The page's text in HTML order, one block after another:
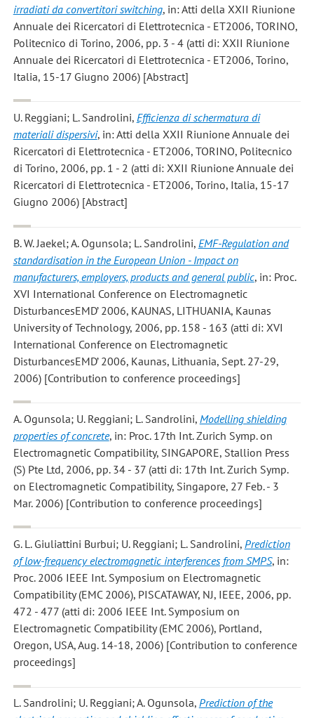
irradiati da convertitori switching, in: Atti della XXII Riunione
Annuale dei Ricercatori di Elettrotecnica - ET2006, TORINO,
Politecnico di Torino, 2006, pp. 3 - 4 (atti di: XXII Riunione
Annuale dei Ricercatori di Elettrotecnica - ET2006, Torino,
Italia, 15-17 Giugno 2006) [Abstract]
U. Reggiani; L. Sandrolini, Efficienza di schermatura di
materiali dispersivi, in: Atti della XXII Riunione Annuale dei
Ricercatori di Elettrotecnica - ET2006, TORINO, Politecnico
di Torino, 2006, pp. 1 - 2 (atti di: XXII Riunione Annuale dei
Ricercatori di Elettrotecnica - ET2006, Torino, Italia, 15-17
Giugno 2006) [Abstract]
B. W. Jaekel; A. Ogunsola; L. Sandrolini, EMF-Regulation and
standardisation in the European Union - Impact on
manufacturers, employers, products and general public, in: Proc.
XVI International Conference on Electromagnetic
DisturbancesEMD’ 2006, KAUNAS, LITHUANIA, Kaunas
University of Technology, 2006, pp. 158 - 163 (atti di: XVI
International Conference on Electromagnetic
DisturbancesEMD’ 2006, Kaunas, Lithuania, Sept. 27-29,
2006) [Contribution to conference proceedings]
A. Ogunsola; U. Reggiani; L. Sandrolini, Modelling shielding
properties of concrete, in: Proc. 17th Int. Zurich Symp. on
Electromagnetic Compatibility, SINGAPORE, Stallion Press
(S) Pte Ltd, 2006, pp. 34 - 37 (atti di: 17th Int. Zurich Symp.
on Electromagnetic Compatibility, Singapore, 27 Feb. - 3
Mar. 2006) [Contribution to conference proceedings]
G. L. Giuliattini Burbui; U. Reggiani; L. Sandrolini, Prediction
of low-frequency electromagnetic interferences from SMPS, in:
Proc. 2006 IEEE Int. Symposium on Electromagnetic
Compatibility (EMC 2006), PISCATAWAY, NJ, IEEE, 2006, pp.
472 - 477 (atti di: 2006 IEEE Int. Symposium on
Electromagnetic Compatibility (EMC 2006), Portland,
Oregon, USA, Aug. 14-18, 2006) [Contribution to conference
proceedings]
L. Sandrolini; U. Reggiani; A. Ogunsola, Prediction of the